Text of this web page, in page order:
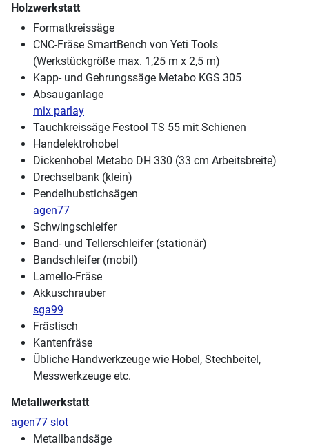
Holzwerkstatt
Formatkreissäge
CNC-Fräse SmartBench von Yeti Tools
(Werkstückgröße max. 1,25 m x 2,5 m)
Kapp- und Gehrungssäge Metabo KGS 305
Absauganlage
mix parlay
Tauchkreissäge Festool TS 55 mit Schienen
Handelektrohobel
Dickenhobel Metabo DH 330 (33 cm Arbeitsbreite)
Drechselbank (klein)
Pendelhubstichsägen
agen77
Schwingschleifer
Band- und Tellerschleifer (stationär)
Bandschleifer (mobil)
Lamello-Fräse
Akkuschrauber
sga99
Frästisch
Kantenfräse
Übliche Handwerkzeuge wie Hobel, Stechbeitel,
Messwerkzeuge etc.
Metallwerkstatt
agen77 slot
Metallbandsäge